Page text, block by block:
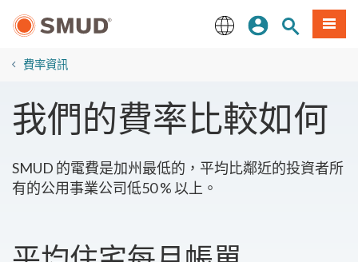
登入站內搜尋
選單
費率資訊
我們的費率比較如何
SMUD 的電費是加州最低的，平均比鄰近的投資者所
有的公用事業公司低50 % 以上。